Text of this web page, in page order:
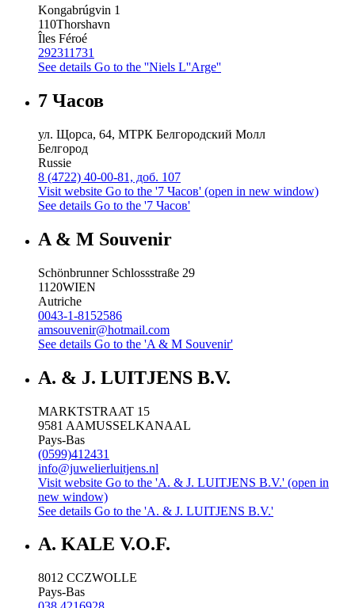
Kongabrúgvin 1
110Thorshavn
Îles Féroé
292311731
See details Go to the ''Niels L''Arge''
7 Часов
ул. Щорса, 64, МТРК Белгородский Молл
Белгород
Russie
8 (4722) 40-00-81, доб. 107
Visit website Go to the '7 Часов' (open in new window)
See details Go to the '7 Часов'
A & M Souvenir
Schönbrunner Schlossstraße 29
1120WIEN
Autriche
0043-1-8152586
amsouvenir@hotmail.com
See details Go to the 'A & M Souvenir'
A. & J. LUITJENS B.V.
MARKTSTRAAT 15
9581 AAMUSSELKANAAL
Pays-Bas
(0599)412431
info@juwelierluitjens.nl
Visit website Go to the 'A. & J. LUITJENS B.V.' (open in
new window)
See details Go to the 'A. & J. LUITJENS B.V.'
A. KALE V.O.F.
8012 CCZWOLLE
Pays-Bas